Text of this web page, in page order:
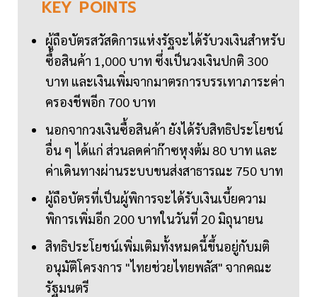
KEY POINTS
ผู้ถือบัตรสวัสดิการแห่งรัฐจะได้รับวงเงินสำหรับ
ซื้อสินค้า 1,000 บาท ซึ่งเป็นวงเงินปกติ 300
บาท และเงินเพิ่มจากมาตรการบรรเทาภาระค่า
ครองชีพอีก 700 บาท
นอกจากวงเงินซื้อสินค้า ยังได้รับสิทธิประโยชน์
อื่น ๆ ได้แก่ ส่วนลดค่าก๊าซหุงต้ม 80 บาท และ
ค่าเดินทางผ่านระบบขนส่งสาธารณะ 750 บาท
ผู้ถือบัตรที่เป็นผู้พิการจะได้รับเงินเบี้ยความ
พิการเพิ่มอีก 200 บาทในวันที่ 20 มิถุนายน
สิทธิประโยชน์เพิ่มเติมทั้งหมดนี้ขึ้นอยู่กับมติ
อนุมัติโครงการ "ไทยช่วยไทยพลัส" จากคณะ
รัฐมนตรี